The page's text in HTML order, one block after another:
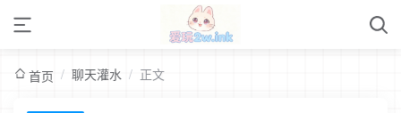
首页 / 聊天灌水 / 正文